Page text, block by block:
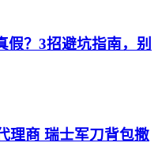
假？3招避坑指南，别
理商 瑞士军刀背包撒